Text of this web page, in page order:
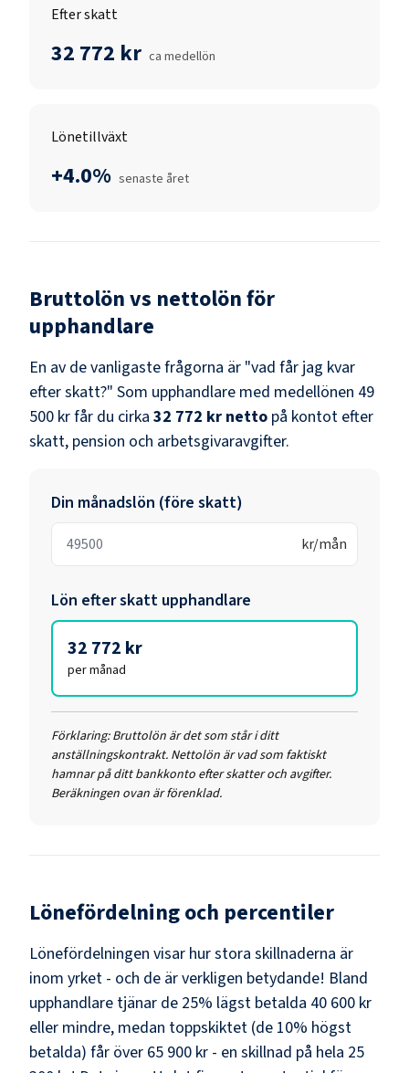
Efter skatt
32 772 kr ca medellön
Lönetillväxt
+4.0% senaste året
Bruttolön vs nettolön för
upphandlare
En av de vanligaste frågorna är "vad får jag kvar
efter skatt?" Som upphandlare med medellönen 49
500 krfår du cirka 32 772 kr netto på kontot efter
skatt, pension och arbetsgivaravgifter.
Din månadslön (före skatt)
kr/mån
Lön efter skatt upphandlare
32 772 kr
per månad
Förklaring: Bruttolön är det som står i ditt
anställningskontrakt. Nettolön är vad som faktiskt
hamnar på ditt bankkonto efter skatter och avgifter.
Beräkningen ovan är förenklad.
Lönefördelning och percentiler
Lönefördelningen visar hur stora skillnaderna är
inom yrket - och de är verkligen betydande! Bland
upphandlare tjänar de 25% lägst betalda 40 600 kr
eller mindre, medan toppskiktet (de 10% högst
betalda) får över 65 900 kr - en skillnad på hela 25